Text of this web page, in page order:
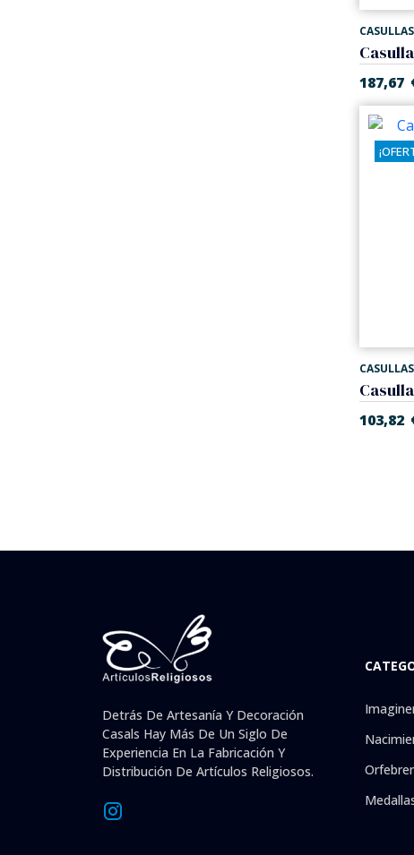
CASULLAS
187,67
CASULLAS
103,82
Detrás De Artesanía Y Decoración
Casals Hay Más De Un Siglo De
Experiencia En La Fabricación Y
Distribución De Artículos Religiosos.